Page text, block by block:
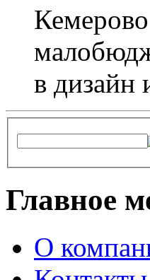
в дизайн
Главное
О